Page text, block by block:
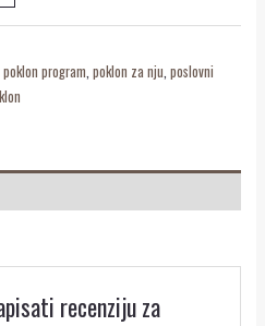
poklon program poklon za nju poslovni
recenziju za